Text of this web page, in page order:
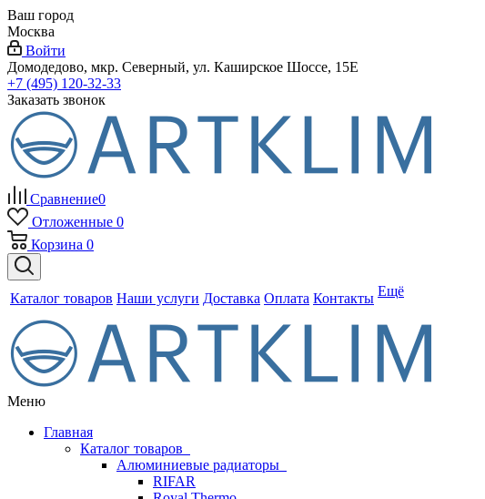
Ваш город
Москва
Войти
Домодедово, мкр. Северный, ул. Каширское Шоссе, 15Е
+7 (495) 120-32-33
Заказать звонок
Сравнение0
Отложенные 0
Корзина 0
Каталог товаров Наши услуги Доставка Оплата Контакты Ещё
Меню
Главная
Каталог товаров
Алюминиевые радиаторы
RIFAR